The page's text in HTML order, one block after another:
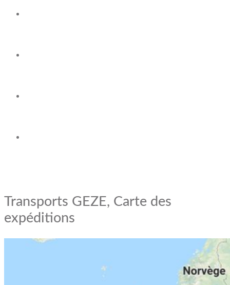
Transports GEZE, Carte des
expéditions